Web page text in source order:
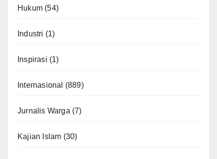
Hukum (54)
Industri (1)
Inspirasi (1)
Internasional (889)
Jurnalis Warga (7)
Kajian Islam (30)